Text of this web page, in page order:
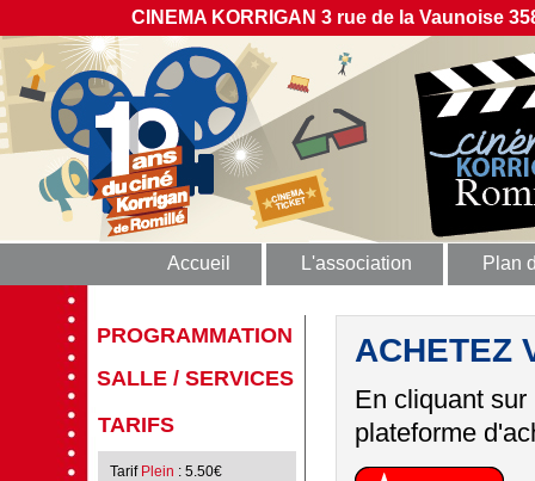
CINEMA KORRIGAN 3 rue de la Vaunoise
Accueil L'association Plan
PROGRAMMATION
SALLE / SERVICES
TARIFS
Tarif Plein : 5.50€
ACHETEZ
En cliquant
plateforme